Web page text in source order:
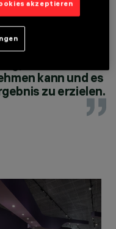
man sich
so gut gemacht
Leute sollten
und
kann und es
zu erzielen.
akzeptieren